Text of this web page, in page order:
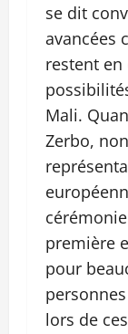
se dit
avancées
restent en
Mali.
Zerbo,
première
pour
lors de